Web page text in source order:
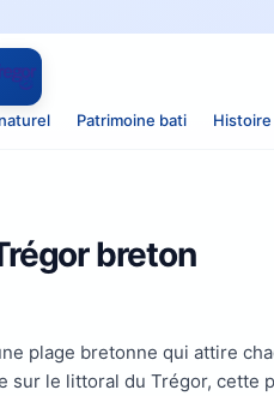
Patrimoine bati Histoire
breton
plage bretonne qui attire
sur le littoral du Trégor, cette